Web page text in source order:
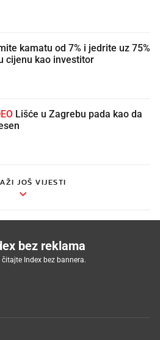
kamatu od 7% i jedrite uz 75%
cijenu kao investitor
JOŠ VIJESTI
bez reklama
Index bez bannera.